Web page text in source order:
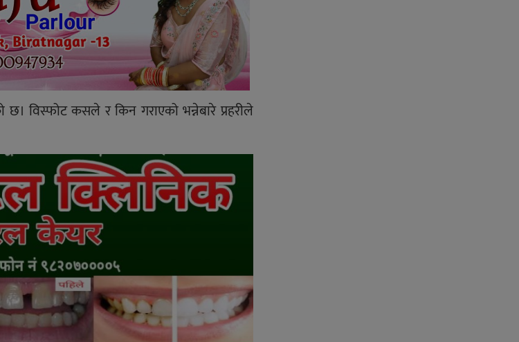
छ। विस्फोट कसले र किन गराएको भन्नेबारे प्रहरीले